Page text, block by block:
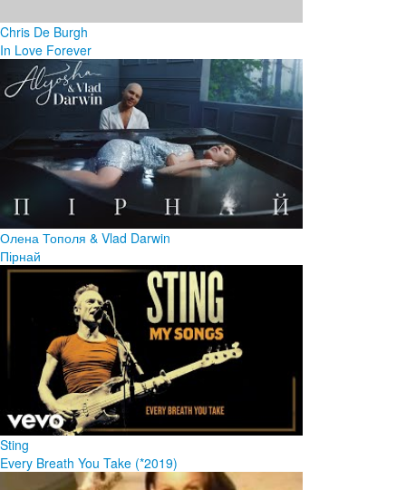
Chris De Burgh
In Love Forever
Олена Тополя & Vlad Darwin
Пірнай
Sting
Every Breath You Take (*2019)